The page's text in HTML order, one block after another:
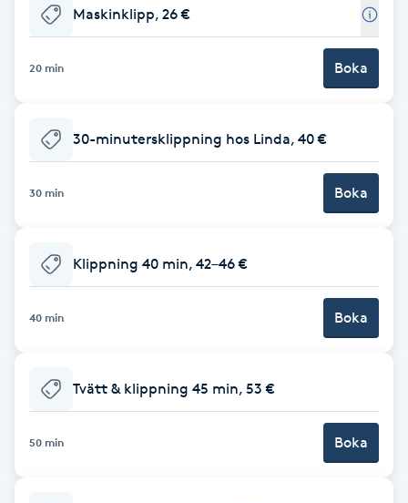
Babylights
Bambumassage
Barber
Barnklippning
BIAB
Bottenfärg
Brynformning
Maskinklipp, 26 €
20 min Boka
30-minutersklippning hos Linda, 40 €
30 min Boka
Klippning 40 min, 42–46 €
40 min Boka
Tvätt & klippning 45 min, 53 €
50 min Boka